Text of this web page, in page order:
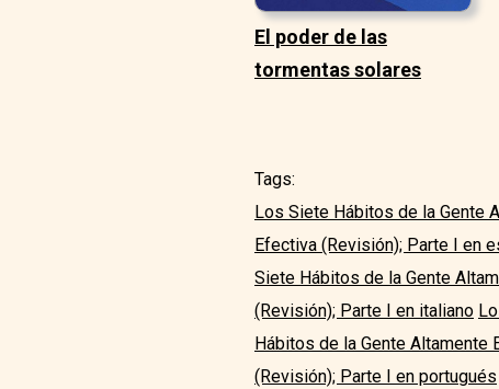
El poder de las
tormentas solares
Tags:
Los Siete Hábitos de la Gente
Efectiva (Revisión); Parte I en
Siete Hábitos de la Gente
(Revisión); Parte I en italiano
Hábitos de la Gente Altamente
(Revisión); Parte I en portugués